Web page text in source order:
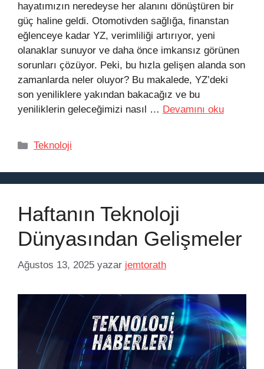
hayatımızın neredeyse her alanını dönüştüren bir
güç haline geldi. Otomotivden sağlığa, finanstan
eğlenceye kadar YZ, verimliliği artırıyor, yeni
olanaklar sunuyor ve daha önce imkansız görünen
sorunları çözüyor. Peki, bu hızla gelişen alanda son
zamanlarda neler oluyor? Bu makalede, YZ’deki
son yeniliklere yakından bakacağız ve bu
yeniliklerin geleceğimizi nasıl … Devamını oku
Kategoriler
Teknoloji
Haftanın Teknoloji
Dünyasından Gelişmeler
Ağustos 13, 2025 yazar jemtorath